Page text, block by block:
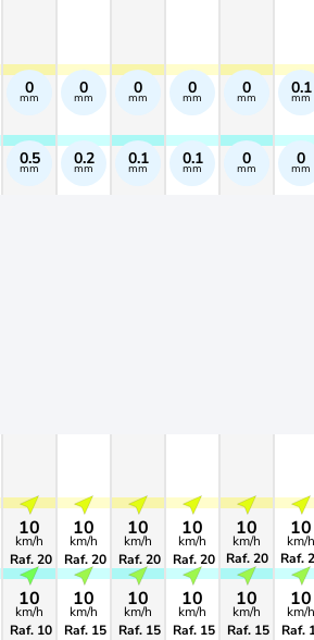
0
mm
0.5
mm
10
km/h
Raf. 20
10
km/h
Raf. 10
0
mm
0.2
mm
10
km/h
Raf. 20
10
km/h
Raf. 15
0
mm
0.1
mm
10
km/h
Raf. 20
10
km/h
Raf. 15
0
mm
0.1
mm
10
km/h
Raf. 20
10
km/h
Raf. 15
0
mm
0
mm
10
km/h
>65
10
km/h
Raf. 15
0.1
mm
0
mm
10
km/h
10
km/h
Raf.